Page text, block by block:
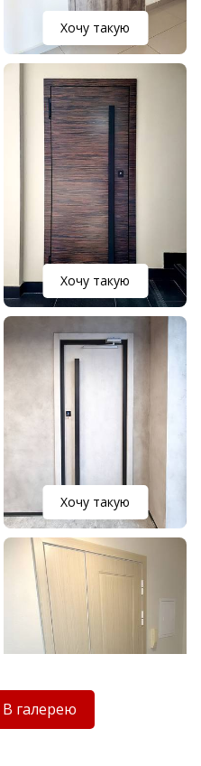
Хочу такую
Хочу такую
Хочу такую
В галерею